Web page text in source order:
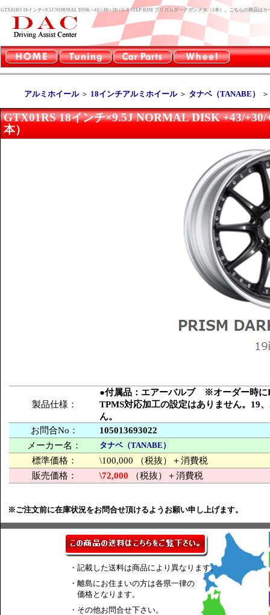
GTX01RS 18インチ×9.5J NORMAL DISK +43/+30/+18/+5/-8 STEP RIM プリズムダークガンメタ（1本）。こちらの商品は
アルミホイール＞ 18インチアルミホイール＞ タナベ（TANABE）
GTX01RS 18インチ×9.5J NORMAL DISK +43/
本）
製品仕様：
●付属品：エアーバルブ ※オーダー時に
TPMS対応加工の設定はありません。19
ん。
お問合No：
105013693022
メーカー名：
タナベ（TANABE）
標準価格：
\100,000 （税抜）＋消費税
販売価格：
\72,000 （税抜）＋消費税
※ご注文前に在庫状況をお問合せ頂けるようお願い申し上げます。
・記載した送料は商品により異なります。
・離島にお住まいの方は各県一律の
価格となります。
・その他お問合せ下さい。